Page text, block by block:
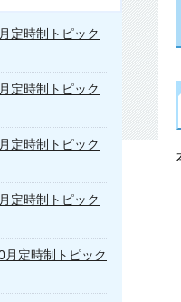
定時制トピック
定時制トピック
定時制トピック
定時制トピック
月定時制トピック